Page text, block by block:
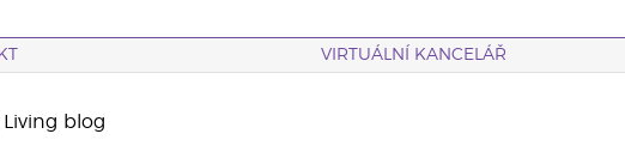
VIRTUÁLNÍ KANCELÁŘ
blog